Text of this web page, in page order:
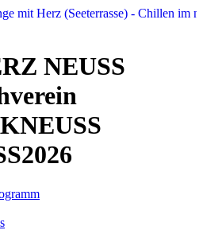
mit Herz (Seeterrasse) - Chillen im
NEUSS